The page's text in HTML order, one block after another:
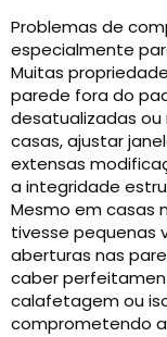
Problemas de
especialmente
Muitas
parede fora do
desatualizadas ou
casas, ajustar
extensas
a integridade
Mesmo em casas
tivesse pequenas
aberturas nas
caber
calafetagem ou
comprometendo